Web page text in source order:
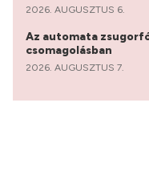
2026. AUGUSZTUS 6.
Az automata
csomagolásban
2026. AUGUSZTUS 7.